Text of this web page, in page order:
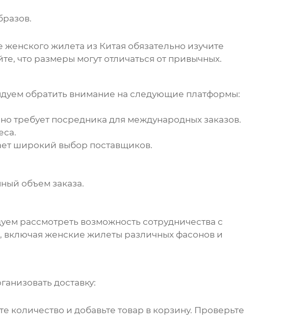
женского жилета из Китая обязательно изучите
что размеры могут отличаться от привычных.
обратить внимание на следующие платформы:
требует посредника для международных заказов.
широкий выбор поставщиков.
объем заказа.
рассмотреть возможность сотрудничества с
включая женские жилеты различных фасонов и
доставку:
и добавьте товар в корзину. Проверьте